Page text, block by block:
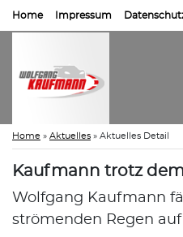
Home Impressum
Home » Aktuelles » Aktuelles Detail
Kaufmann trotz
Wolfgang Kaufmann
strömenden Regen